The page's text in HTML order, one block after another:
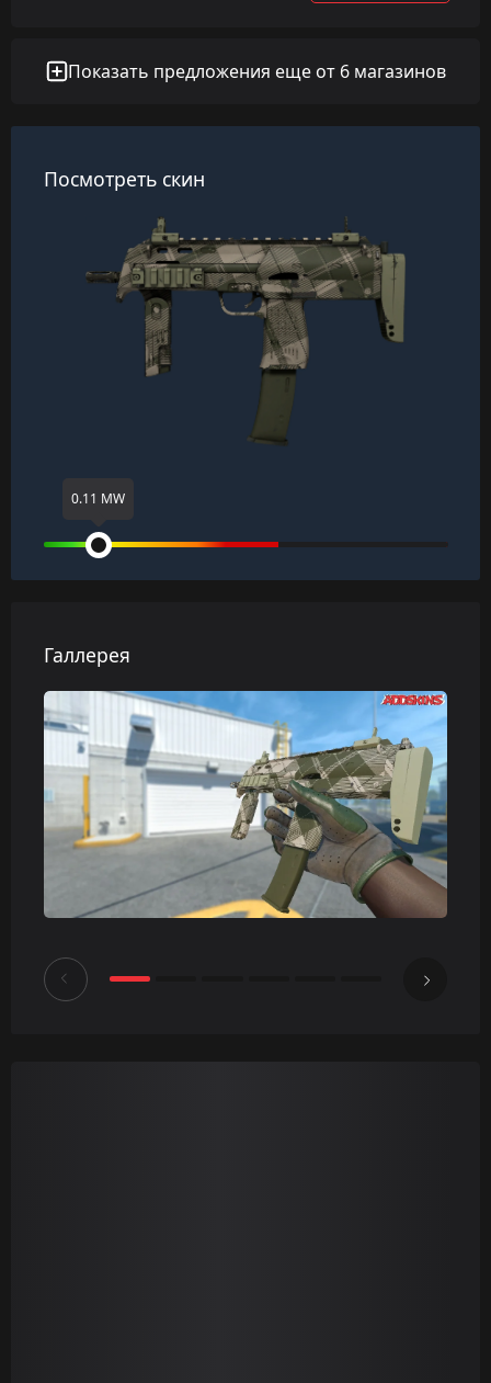
Показать предложения еще от 6 магазинов
Посмотреть скин
0.11 MW
Галлерея